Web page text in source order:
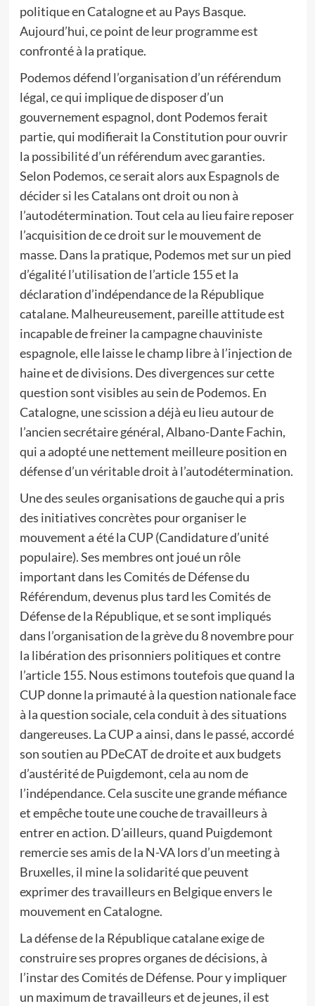
politique en Catalogne et au Pays Basque.
Aujourd’hui, ce point de leur programme est
confronté à la pratique.
Podemos défend l’organisation d’un référendum
légal, ce qui implique de disposer d’un
gouvernement espagnol, dont Podemos ferait
partie, qui modifierait la Constitution pour ouvrir
la possibilité d’un référendum avec garanties.
Selon Podemos, ce serait alors aux Espagnols de
décider si les Catalans ont droit ou non à
l’autodétermination. Tout cela au lieu faire reposer
l’acquisition de ce droit sur le mouvement de
masse. Dans la pratique, Podemos met sur un pied
d’égalité l’utilisation de l’article 155 et la
déclaration d’indépendance de la République
catalane. Malheureusement, pareille attitude est
incapable de freiner la campagne chauviniste
espagnole, elle laisse le champ libre à l’injection de
haine et de divisions. Des divergences sur cette
question sont visibles au sein de Podemos. En
Catalogne, une scission a déjà eu lieu autour de
l’ancien secrétaire général, Albano-Dante Fachin,
qui a adopté une nettement meilleure position en
défense d’un véritable droit à l’autodétermination.
Une des seules organisations de gauche qui a pris
des initiatives concrètes pour organiser le
mouvement a été la CUP (Candidature d’unité
populaire). Ses membres ont joué un rôle
important dans les Comités de Défense du
Référendum, devenus plus tard les Comités de
Défense de la République, et se sont impliqués
dans l’organisation de la grève du 8 novembre pour
la libération des prisonniers politiques et contre
l’article 155. Nous estimons toutefois que quand la
CUP donne la primauté à la question nationale face
à la question sociale, cela conduit à des situations
dangereuses. La CUP a ainsi, dans le passé, accordé
son soutien au PDeCAT de droite et aux budgets
d’austérité de Puigdemont, cela au nom de
l’indépendance. Cela suscite une grande méfiance
et empêche toute une couche de travailleurs à
entrer en action. D’ailleurs, quand Puigdemont
remercie ses amis de la N-VA lors d’un meeting à
Bruxelles, il mine la solidarité que peuvent
exprimer des travailleurs en Belgique envers le
mouvement en Catalogne.
La défense de la République catalane exige de
construire ses propres organes de décisions, à
l’instar des Comités de Défense. Pour y impliquer
un maximum de travailleurs et de jeunes, il est